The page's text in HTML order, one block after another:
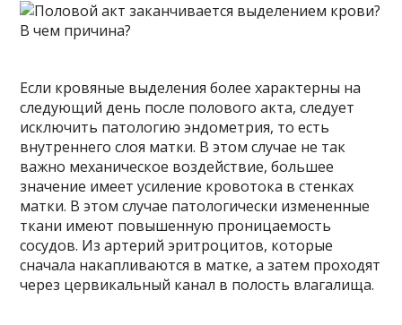
Если кровяные выделения более характерны на
следующий день после полового акта, следует
исключить патологию эндометрия, то есть
внутреннего слоя матки. В этом случае не так
важно механическое воздействие, большее
значение имеет усиление кровотока в стенках
матки. В этом случае патологически измененные
ткани имеют повышенную проницаемость
сосудов. Из артерий эритроцитов, которые
сначала накапливаются в матке, а затем проходят
через цервикальный канал в полость влагалища.